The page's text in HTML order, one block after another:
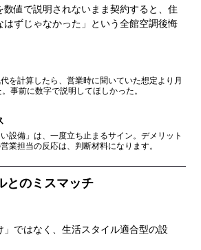
数値で説明されないまま契約すると、住
はずじゃなかった」という全館空調後悔
を計算したら、営業時に聞いていた想定より月
事前に数字で説明してほしかった。
設備」は、一度立ち止まるサイン。デメリット
業担当の反応は、判断材料になります。
とのミスマッチ
」ではなく、生活スタイル適合型の設